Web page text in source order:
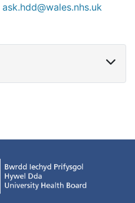
ask.hdd@wales.nhs.uk